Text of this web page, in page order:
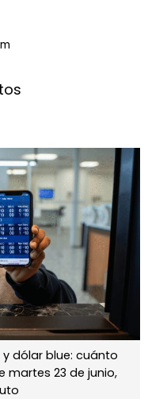
dólar blue: cuánto
martes 23 de junio,